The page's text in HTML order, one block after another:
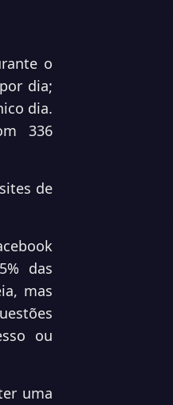
o
dia;
dia.
336
de
das
mas
ou
uma